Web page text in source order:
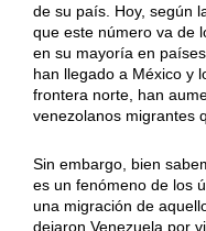
de su país. Hoy, según
que este número va de
en su mayoría en
han llegado a México y
frontera norte, han
venezolanos migrantes
Sin embargo, bien
es un fenómeno de los
una migración de
dejaron Venezuela por